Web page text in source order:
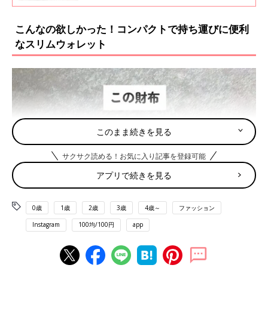
超優秀アイテムばかりなので、ぜひチェックし
こんなの欲しかった！コンパクトで持ち運びに便利
なスリムウォレット
このまま続きを見る
サクサク読める！お気に入り記事を登録可能
アプリで続きを見る
0歳 1歳 2歳 3歳 4歳～ ファッション
Instagram 100均/100円 app